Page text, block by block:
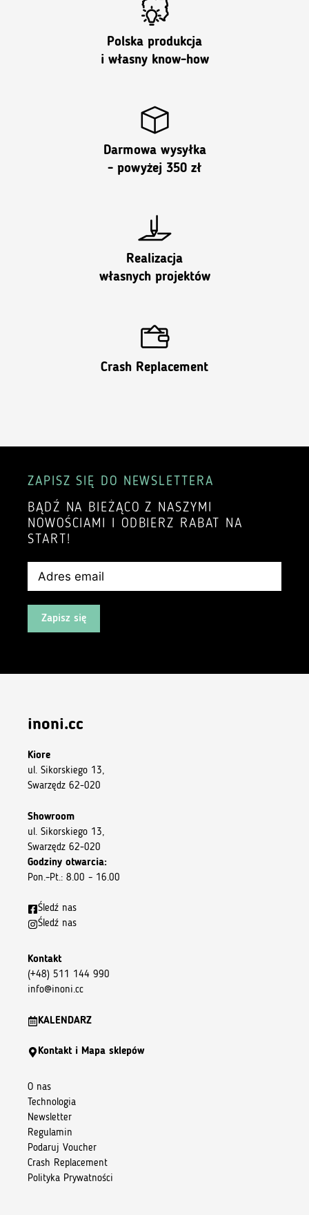
Polska produkcja
i własny know-how
Darmowa wysyłka
- powyżej 350 zł
Realizacja
własnych projektów
Crash Replacement
ZAPISZ SIĘ DO NEWSLETTERA
BĄDŹ NA BIEŻĄCO Z NASZYMI
NOWOŚCIAMI I ODBIERZ RABAT NA
START!
Zapisz się
inoni.cc
Kiore
ul. Sikorskiego 13,
Swarzędz 62-020
Showroom
ul. Sikorskiego 13,
Swarzędz 62-020
Godziny otwarcia:
Pon.–Pt.: 8.00 – 16.00
Śledź nas
Śledź nas
Kontakt
(+48) 511 144 990
info@inoni.cc
KALENDARZ
Kontakt i Mapa sklepów
O nas
Technologia
Newsletter
Regulamin
Podaruj Voucher
Crash Replacement
Polityka Prywatności